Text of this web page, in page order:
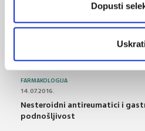
Dopusti
Uskrati
BOL
FARMAKOLOGIJA
14.07.2016.
Nesteroidni antireumatici i
podnošljivost